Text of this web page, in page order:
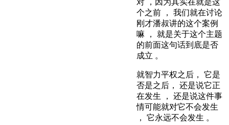
个之前 ， 我们就在讨论
刚才潘叔讲的这个案例
嘛 ， 就是关于这个主题
的前面这句话到底是否
成立 。
就智力平权之后， 它是
否是之后， 还是说它正
在发生 ， 还是说这件事
情可能就对它不会发生
， 它永远不会发生 。